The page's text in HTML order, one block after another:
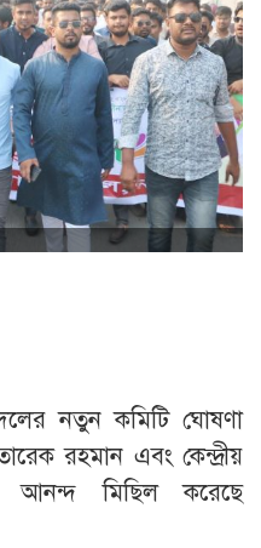
নতুন কমিটি ঘোষণা
রহমান এবং কেন্দ্রীয়
আনন্দ মিছিল করেছে